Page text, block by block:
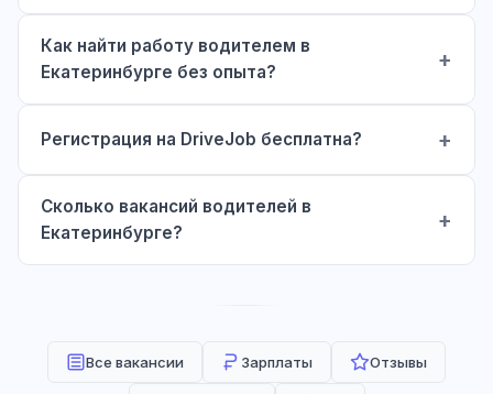
Как найти работу водителем в
Екатеринбурге без опыта?
Регистрация на DriveJob бесплатна?
Сколько вакансий водителей в
Екатеринбурге?
Все вакансии Зарплаты Отзывы